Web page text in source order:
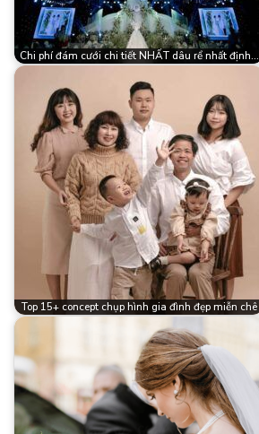
Chi phí đám cưới chi tiết NHẤT dâu rể nhất định…
Top 15+ concept chụp hình gia đình đẹp miễn chê